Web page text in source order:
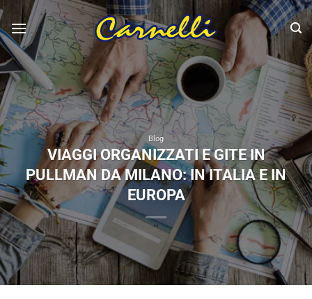
Salta
ai
contenuti
Blog
VIAGGI ORGANIZZATI E GITE IN
PULLMAN DA MILANO: IN ITALIA E IN
EUROPA